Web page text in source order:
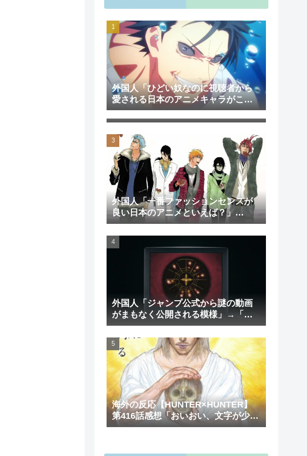
外国人「ひどい奴なのに視聴者から
愛される日本のアニメキャラがこち
ら」（海外の反応）
外国人「日本のアニメを見て初めて
泣いた作品は？」→「2000年代の3大
泣けるアニメ」（海外の反応）
外国人「一番ファッションセンスが
良い日本のアニメといえば？」
→「一択でしょ」（海外の反応）
外国人「ジャンプ公式から謎の動画
がまもなく公開される模様」→「ま
さか本当にくるのか？！」（海外の
反応）
海外の反応【HUNTER×HUNTER】
第416話感想「おいおい、文字が少な
くてスッキリ読めるぞ！！」